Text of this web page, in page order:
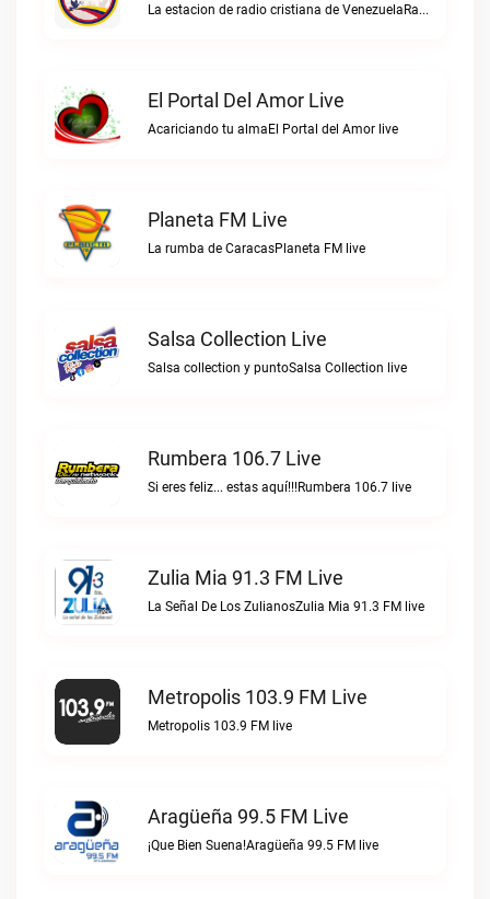
La estacion de radio cristiana de VenezuelaRadio Cristiana Venezuela live
El Portal Del Amor Live
Acariciando tu almaEl Portal del Amor live
Planeta FM Live
La rumba de CaracasPlaneta FM live
Salsa Collection Live
Salsa collection y puntoSalsa Collection live
Rumbera 106.7 Live
Si eres feliz... estas aquí!!!Rumbera 106.7 live
Zulia Mia 91.3 FM Live
La Señal De Los ZulianosZulia Mia 91.3 FM live
Metropolis 103.9 FM Live
Metropolis 103.9 FM live
Aragüeña 99.5 FM Live
¡Que Bien Suena!Aragüeña 99.5 FM live